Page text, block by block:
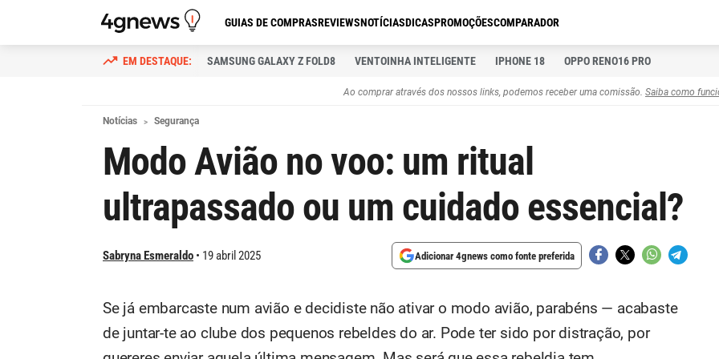
GUIAS DE COMPRASREVIEWSNOTÍCIASDICASPROMOÇÕESCOMPARADOR
SAMSUNG GALAXY Z FOLD8 VENTOINHA INTELIGENTE IPHONE 18 OPPO RENO16 PRO
Ao comprar através dos nossos links, podemos receber uma comissão. Saiba como
Notícias Segurança
Modo Avião no voo: um ritual
ultrapassado ou um cuidado essencial?
Sabryna Esmeraldo 19 abril 2025 Adicionar 4gnews como fonte preferida
Se já embarcaste num avião e decidiste não ativar o modo avião, parabéns — acabaste
de juntar-te ao clube dos pequenos rebeldes do ar. Pode ter sido por distração, por